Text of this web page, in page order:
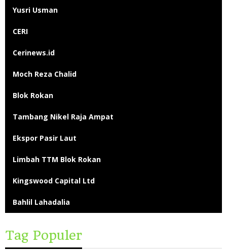
Yusri Usman
CERI
Cerinews.id
Moch Reza Chalid
Blok Rokan
Tambang Nikel Raja Ampat
Ekspor Pasir Laut
Limbah TTM Blok Rokan
Kingswood Capital Ltd
Bahlil Lahadalia
Tag Populer